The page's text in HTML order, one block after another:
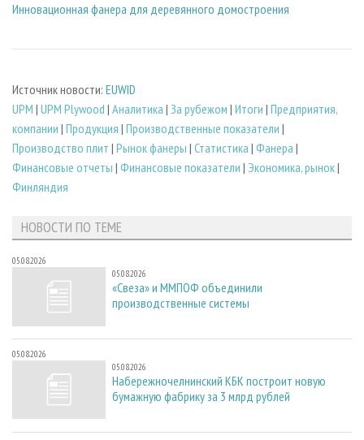
Инновационная фанера для деревянного домостроения
Источник новости: EUWID
UPM | UPM Plywood | Аналитика | За рубежом | Итоги | Предприятия,
компании | Продукция | Производственные показатели |
Производство плит | Рынок фанеры | Статистика | Фанера |
Финансовые отчеты | Финансовые показатели | Экономика, рынок|
Финляндия
НОВОСТИ ПО ТЕМЕ
05.08.2026
05.08.2026
«Свеза» и ММПОФ объединили
производственные системы
05.08.2026
05.08.2026
Набережночелнинский КБК построит новую
бумажную фабрику за 3 млрд рублей